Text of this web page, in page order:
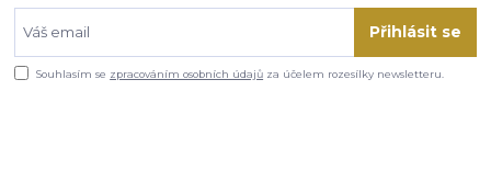
Přihlásit se
Souhlasím se zpracováním osobních údajů za účelem rozesílky newsletteru.